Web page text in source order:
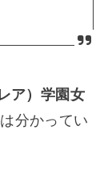
ア）学園女
分かってい